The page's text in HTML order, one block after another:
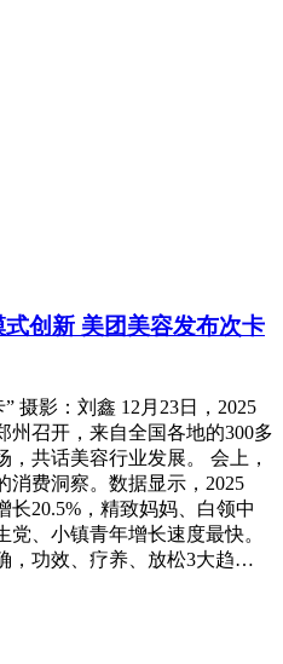
创新 美团美容发布次卡
摄影：刘鑫 12月23日，2025
州召开，来自全国各地的300多
共话美容行业发展。 会上，
消费洞察。数据显示，2025
长20.5%，精致妈妈、白领中
、小镇青年增长速度最快。
，功效、疗养、放松3大趋…